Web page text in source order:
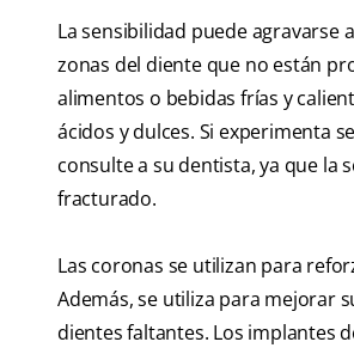
La sensibilidad puede agravarse
zonas del diente que no están
alimentos o bebidas frías y
ácidos y dulces. Si experimenta
consulte a su dentista, ya que
fracturado.
Las coronas se utilizan para
Además, se utiliza para mejorar
dientes faltantes. Los implantes